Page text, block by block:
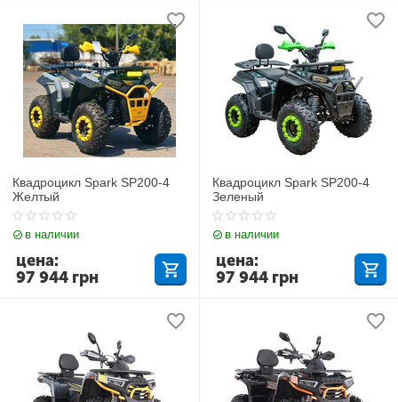
Квадроцикл Spark SP200-4
Желтый
в наличии
97 944 грн
цена:
Квадроцикл Spark SP200-4
Зеленый
в наличии
97 944 грн
цена: